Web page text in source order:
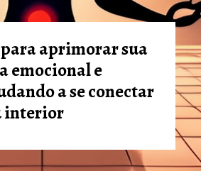
para aprimorar sua
emocional e
a se conectar
interior